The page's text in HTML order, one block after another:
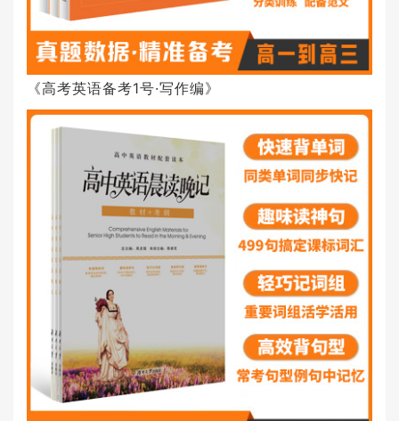
《高考英语备考1号·写作编》